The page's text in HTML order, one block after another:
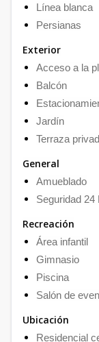
Línea blanca
Persianas
Exterior
Acceso a la
Balcón
Jardín
Terraza
General
Amueblado
Seguridad 24
Recreación
Área infantil
Gimnasio
Piscina
Salón de
Ubicación
Residencial